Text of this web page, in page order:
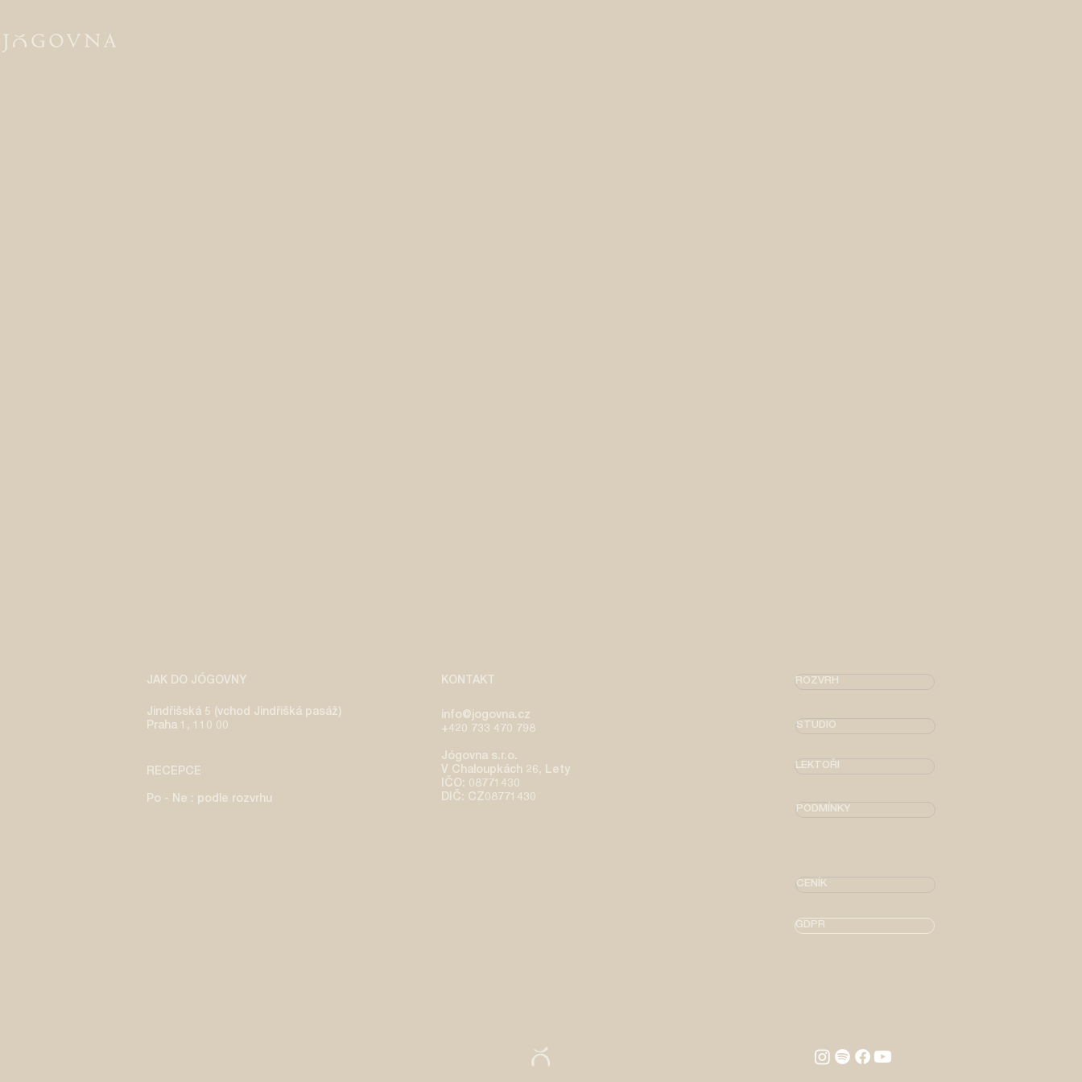
JAK DO JÓGOVNY
Jindřišská 5 (vchod Jindřišká pasáž)
Praha 1, 110 00
RECEPCE
Po - Ne : podle rozvrhu
KONTAKT
info@jogovna.cz
+420 733 470 798
​Jógovna s.r.o.
V Chaloupkách 26, Lety
IČO: 08771430
DIČ: CZ08771430
ROZVRH
STUDIO
LEKTOŘI
PODMÍNKY
CENÍK
GDPR